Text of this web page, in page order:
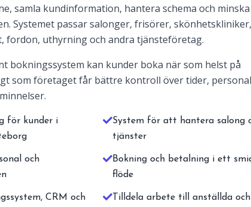
samla kundinformation, hantera schema och minska
Systemet passar salonger, frisörer, skönhetskliniker,
fordon, uthyrning och andra tjänsteföretag.
bokningssystem kan kunder boka när som helst på
som företaget får bättre kontroll över tider,
för kunder i
System för att hantera salong
tjänster
och
Bokning och betalning i ett
flöde
CRM och
Tilldela arbete till anställda och